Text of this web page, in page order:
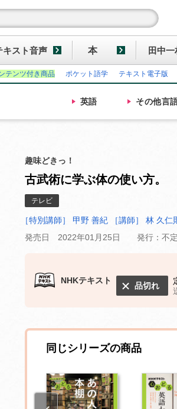
キスト音声 本 田中
テンツ付き商品 ポケット語学 テキスト電子版
英語 その他言
趣味どきっ！
古武術に学ぶ体の使い方。
テレビ
［特別講師］ 甲野 善紀
［講師］ 林 久仁
発売日 2022年01月25日
発行：不
NHKテキスト
品切れ
同じシリーズの商品